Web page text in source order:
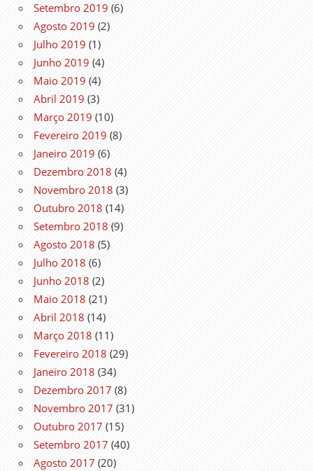
Setembro 2019 (6)
Agosto 2019 (2)
Julho 2019 (1)
Junho 2019 (4)
Maio 2019 (4)
Abril 2019 (3)
Março 2019 (10)
Fevereiro 2019 (8)
Janeiro 2019 (6)
Dezembro 2018 (4)
Novembro 2018 (3)
Outubro 2018 (14)
Setembro 2018 (9)
Agosto 2018 (5)
Julho 2018 (6)
Junho 2018 (2)
Maio 2018 (21)
Abril 2018 (14)
Março 2018 (11)
Fevereiro 2018 (29)
Janeiro 2018 (34)
Dezembro 2017 (8)
Novembro 2017 (31)
Outubro 2017 (15)
Setembro 2017 (40)
Agosto 2017 (20)